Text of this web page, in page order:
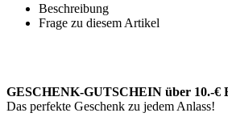
Beschreibung
Frage zu diesem Artikel
GESCHENK-GUTSCHEIN über 10.-€
Das perfekte Geschenk zu jedem Anlass!